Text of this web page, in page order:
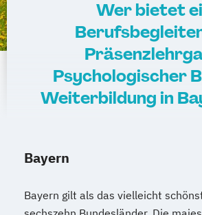
Wer bietet
Psychologischer
Weiterbildung in
Bayern
Bayern gilt als das vielleicht